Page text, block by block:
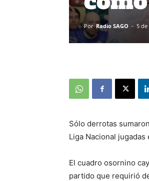
Por Radio SAGO - 5
Sólo derrotas
Liga Nacional
El cuadro osornino
partido que requirió